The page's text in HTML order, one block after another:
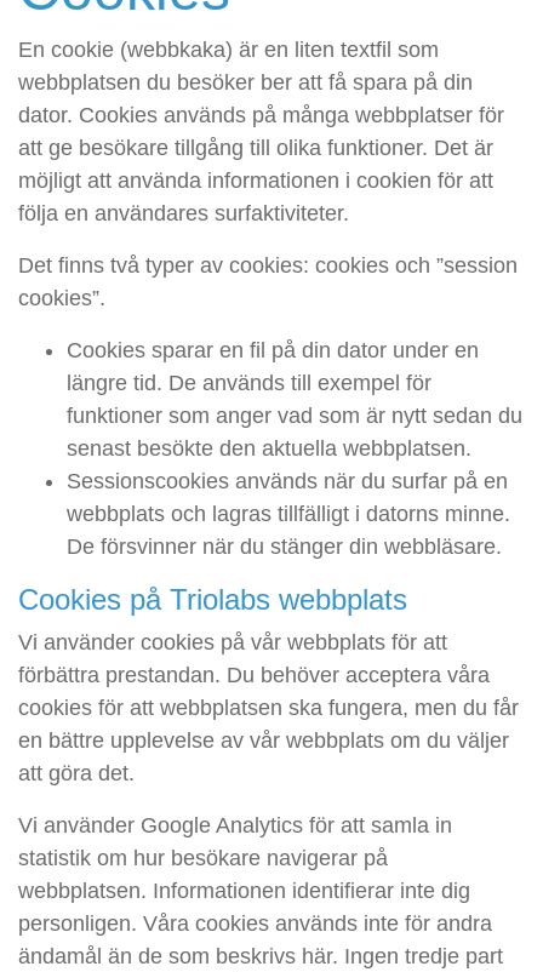
En cookie (webbkaka) är en liten textfil som
webbplatsen du besöker ber att få spara på din
dator. Cookies används på många webbplatser för
att ge besökare tillgång till olika funktioner. Det är
möjligt att använda informationen i cookien för att
följa en användares surfaktiviteter.
Det finns två typer av cookies: cookies och ”session
cookies”.
Cookies sparar en fil på din dator under en
längre tid. De används till exempel för
funktioner som anger vad som är nytt sedan du
senast besökte den aktuella webbplatsen.
Sessionscookies används när du surfar på en
webbplats och lagras tillfälligt i datorns minne.
De försvinner när du stänger din webbläsare.
Cookies på Triolabs webbplats
Vi använder cookies på vår webbplats för att
förbättra prestandan. Du behöver acceptera våra
cookies för att webbplatsen ska fungera, men du får
en bättre upplevelse av vår webbplats om du väljer
att göra det.
Vi använder Google Analytics för att samla in
statistik om hur besökare navigerar på
webbplatsen. Informationen identifierar inte dig
personligen. Våra cookies används inte för andra
ändamål än de som beskrivs här. Ingen tredje part